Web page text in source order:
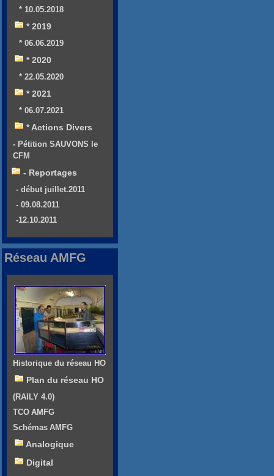
* 10.05.2018
* 2019
* 06.06.2019
* 2020
* 22.05.2020
* 2021
* 06.07.2021
* Actions Divers
- Pétition SAUVONS le
CFM
- Reportages
- début juillet.2011
- 09.08.2011
-12.10.2011
Réseau AMFG
Historique du réseau HO
Plan du réseau HO
(RAILY 4.0)
TCO AMFG
Schémas AMFG
Analogique
Digital